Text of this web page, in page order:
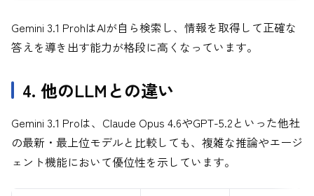
Gemini 3.1 ProhはAIが自ら検索し、情報を取得して正確な
答えを導き出す能力が格段に高くなっています。
4. 他のLLMとの違い
Gemini 3.1 Proは、Claude Opus 4.6やGPT-5.2といった他社
の最新・最上位モデルと比較しても、複雑な推論やエージ
ェント機能において優位性を示しています。